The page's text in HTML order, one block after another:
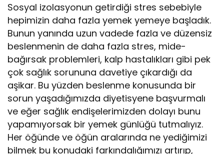
Sosyal izolasyonun getirdiği stres sebebiyle
hepimizin daha fazla yemek yemeye başladık.
Bunun yanında uzun vadede fazla ve düzensiz
beslenmenin de daha fazla stres, mide-
bağırsak problemleri, kalp hastalıkları gibi pek
çok sağlık sorununa davetiye çıkardığı da
aşikar. Bu yüzden beslenme konusunda bir
sorun yaşadığımızda diyetisyene başvurmalı
ve eğer sağlık endişelerimizden dolayı bunu
yapamıyorsak bir yemek günlüğü tutmalıyız.
Her öğünde ve öğün aralarında ne yediğimizi
bilmek bu konudaki farkındalığımızı artırıp,